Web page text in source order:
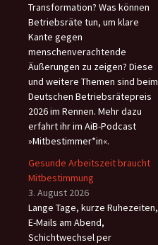
Transformation? Was können
Betriebsräte tun, um klare
Kante gegen
menschenverachtende
Äußerungen zu zeigen? Diese
und weitere Themen sind beim
Deutschen Betriebsrätepreis
2026 im Rennen. Mehr dazu
erfahrt ihr im AiB-Podcast
»Mitbestimmer*in«.
Gesunde Arbeitszeit braucht
Mitbestimmung
3. August 2026
Lange Tage, kurze Ruhezeiten,
E-Mails am Abend,
Schichtwechsel per